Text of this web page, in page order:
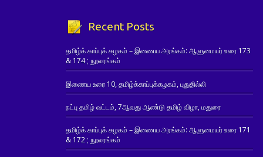
Recent Posts
தமிழ்க் காப்புக் கழகம் – இணைய அரங்கம்: ஆளுமையர் உரை 173
& 174 ; நூலரங்கம்
இணைய உரை 10, தமிழ்க்காப்புக்கழகம், புதுதில்லி
நட்பு தமிழ் வட்டம், 7ஆவது ஆண்டு தமிழ் விழா, மதுரை
தமிழ்க் காப்புக் கழகம் – இணைய அரங்கம்: ஆளுமையர் உரை 171
& 172 ; நூலரங்கம்